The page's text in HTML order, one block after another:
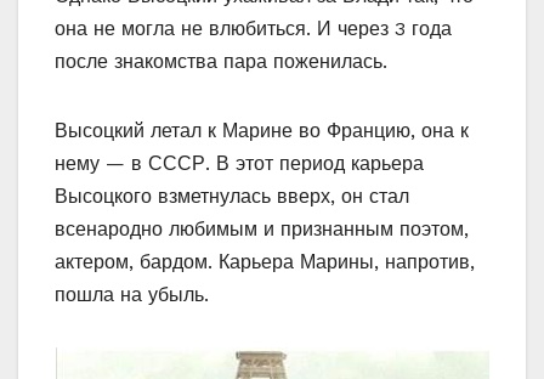
она не могла не влюбиться. И через 3 года
после знакомства пара поженилась.
Высоцкий летал к Марине во Францию, она к
нему — в СССР. В этот период карьера
Высоцкого взметнулась вверх, он стал
всенародно любимым и признанным поэтом,
актером, бардом. Карьера Марины, напротив,
пошла на убыль.